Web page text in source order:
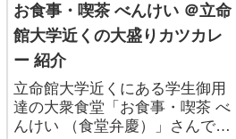
お食事・喫茶 べんけい ＠立命
館大学近くの大盛りカツカレ
ー 紹介
立命館大学近くにある学生御用
達の大衆食堂「お食事・喫茶 べ
んけい （食堂弁慶）」さんでカ